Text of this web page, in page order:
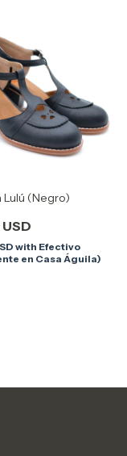
Lulú (Negro)
USD
with Efectivo
en Casa Águila)